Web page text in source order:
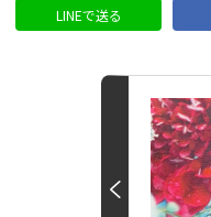
LINEで送る